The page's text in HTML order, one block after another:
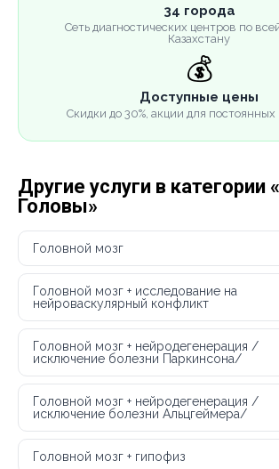
34 города
Сеть диагностических центров по
Казахстану
💰
Доступные цены
Скидки до 30%, акции для
Другие услуги в категории
Головы»
Головной мозг
Головной мозг + исследование на
нейроваскулярный конфликт
Головной мозг + нейродегенерация /
исключение болезни Паркинсона/
Головной мозг + нейродегенерация /
исключение болезни Альцгеймера/
Головной мозг + гипофиз